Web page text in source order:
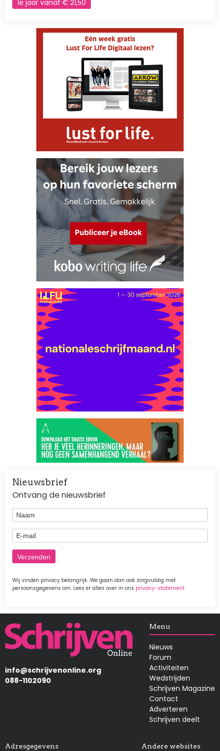
1e jaar vanaf € 21,50
Nieuwsbrief
Ontvang de nieuwsbrief
Naam
E-mail
Wij vinden privacy belangrijk. We gaan dan ook zorgvuldig met
persoonsgegevens om. Lees er alles over in ons privacy-statement.
Afbeelding
info@schrijvenonline.org
088-1102090
Menu
Nieuws
Forum
Activiteiten
Wedstrijden
Schrijven Magazine
Contact
Adverteren
Schrijven deelt
Adresgegevens Andere websites